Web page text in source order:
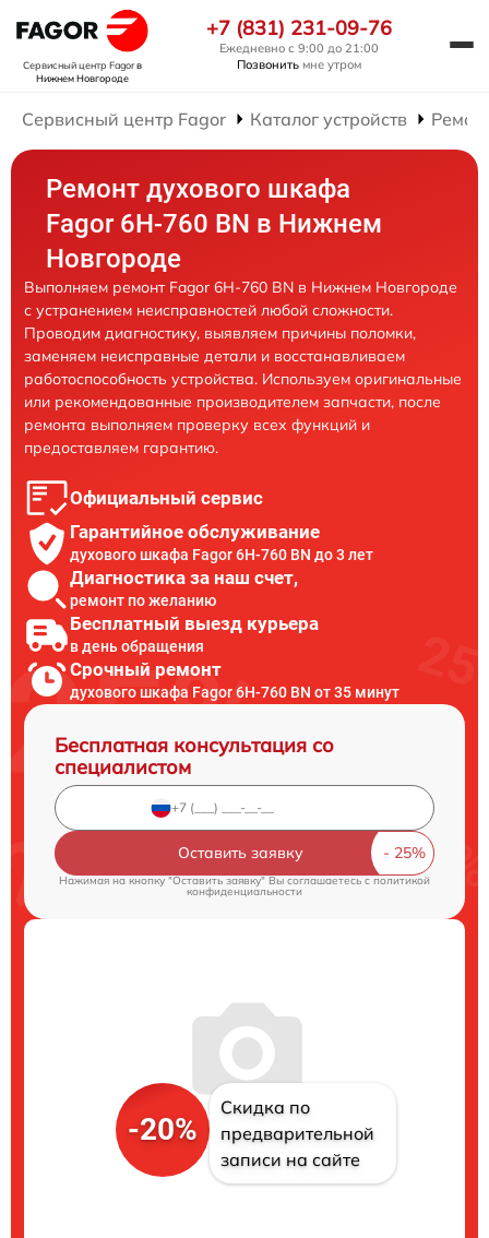
Сервисный центр Fagorв
Нижнем Новгороде
+7 (831) 231-09-76
Ежедневно с 9:00 до 21:00
Позвонить мне утром
Сервисный центр Fagor Каталог устройств
Ремонт духового шкафа
Fagor 6H-760 BN в Нижнем
Новгороде
Выполняем ремонт Fagor 6H-760 BN в Нижнем Новгороде
с устранением неисправностей любой сложности.
Проводим диагностику, выявляем причины поломки,
заменяем неисправные детали и восстанавливаем
работоспособность устройства. Используем оригинальные
или рекомендованные производителем запчасти, после
ремонта выполняем проверку всех функций и
предоставляем гарантию.
Официальный сервис
Гарантийное обслуживание
духового шкафа Fagor 6H-760 BN до 3 лет
Диагностика за наш счет,
ремонт по желанию
Бесплатный выезд курьера
в день обращения
Срочный ремонт
духового шкафа Fagor 6H-760 BN от 35 минут
Бесплатная консультация со
специалистом
Оставить заявку
Нажимая на кнопку "Оставить заявку" Вы соглашаетесь cполитикой
конфиденциальности
-20%
Скидка по
предварительной
записи на сайте